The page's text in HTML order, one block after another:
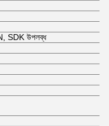
SDK উপলব্ধ